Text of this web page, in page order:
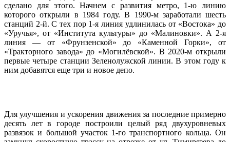
сделано для этого. Начнем с развития метро, 1-ю линию
которого открыли в 1984 году. В 1990-м заработали шесть
станций 2-й. С тех пор 1-я линия удлинилась от «Востока» до
«Уручья», от «Института культуры» до «Малиновки». А 2-я
линия — от «Фрунзенской» до «Каменной Горки», от
«Тракторного завода» до «Могилёвской». В 2020-м открыли
первые четыре станции Зеленолужской линии. В этом году к
ним добавятся еще три и новое депо.
Для улучшения и ускорения движения за последние примерно
десять лет в городе построили целый ряд двухуровневых
развязок и большой участок 1-го транспортного кольца. Он